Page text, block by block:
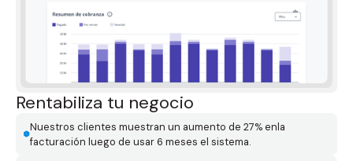
Rentabiliza tu negocio
Nuestros clientes muestran un aumento de 27% enla
facturación luego de usar 6 meses el sistema.